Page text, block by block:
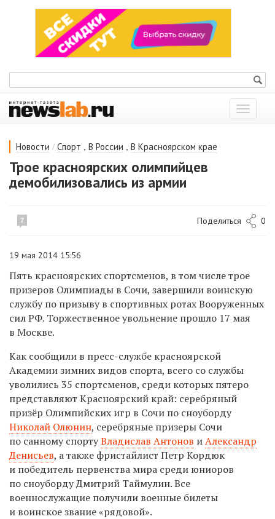
Показать
меню
Новости / Спорт , В России , В Красноярском крае
Трое красноярских олимпийцев
демобилизовались из армии
7 Поделиться 0
19 мая 2014 15:56
Пять красноярских спортсменов, в том числе трое
призеров Олимпиады в Сочи, завершили воинскую
службу по призыву в спортивных ротах Вооруженных
сил РФ. Торжественное увольнение прошло 17 мая
в Москве.
Как сообщили в пресс-службе красноярской
Академии зимних видов спорта, всего со службы
уволились 35 спортсменов, среди которых пятеро
представляют Красноярский край: серебряный
призёр Олимпийских игр в Сочи по сноуборду
Николай Олюнин, серебряные призеры Сочи
по санному спортуВладислав Антонов иАлександр
Денисьев, а также фристайлист Петр Кордюк
и победитель первенства мира среди юниоров
по сноуборду Дмитрий Таймулин. Все
военнослужащие получили военные билеты
и воинское звание «рядовой».